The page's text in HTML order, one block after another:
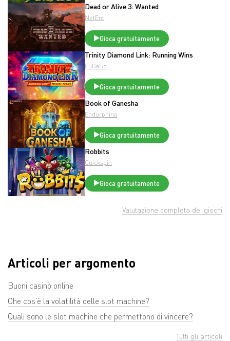
Dead or Alive 3: Wanted
NetEnt
Gioca gratuitamente
Trinity Diamond Link: Running Wins
FuGaSo
Gioca gratuitamente
Book of Ganesha
Endorphina
Gioca gratuitamente
Robbits
Quickspin
Gioca gratuitamente
Valutazione completa dei giochi
Articoli per argomento
Buoni casinò online
Che cos'è la volatilità delle slot machine?
Quali sono le slot machine che permettono di vincere?
Tutti gli articoli